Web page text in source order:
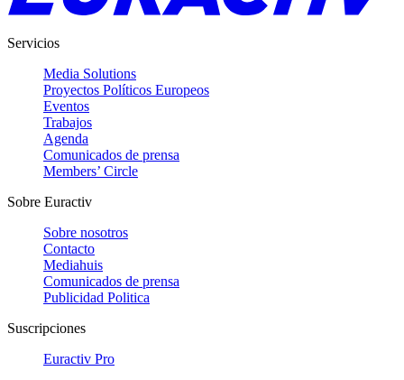
Servicios
Media Solutions
Proyectos Políticos Europeos
Eventos
Trabajos
Agenda
Comunicados de prensa
Members’ Circle
Sobre Euractiv
Sobre nosotros
Contacto
Mediahuis
Comunicados de prensa
Publicidad Politica
Suscripciones
Euractiv Pro